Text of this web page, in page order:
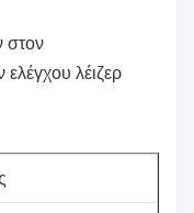
στον
λέιζερ